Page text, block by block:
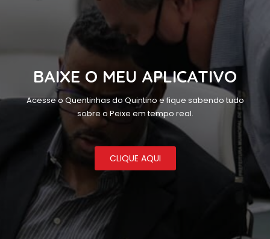
BAIXE O MEU APLICATIVO
Acesse o Quentinhas do Quintino e fique sabendo tudo
sobre o Peixe em tempo real.
CLIQUE AQUI